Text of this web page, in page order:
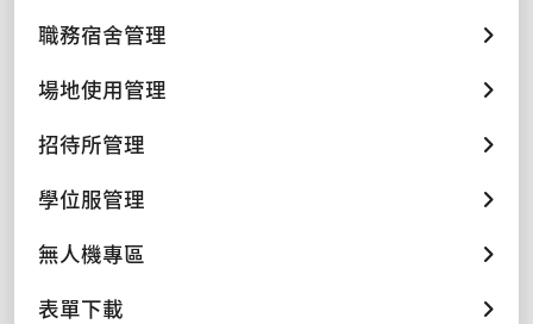
職務宿舍管理
場地使用管理
招待所管理
學位服管理
無人機專區
表單下載